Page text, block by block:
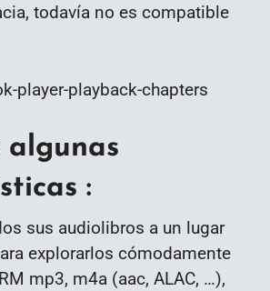
todavía no es compatible
algunas
:
sus audiolibros a un lugar
explorarlos cómodamente
mp3, m4a (aac, ALAC, …),